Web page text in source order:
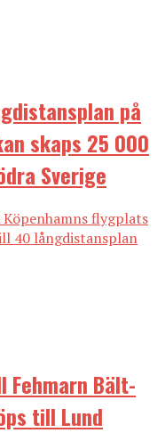
på
skaps 25 000
Sverige
flygplats
40 långdistansplan
Bält-
till Lund